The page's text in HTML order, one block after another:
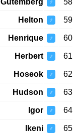
58
♂
Gutemberg
59
♂
Helton
60
♂
Henrique
61
♂
Herbert
62
♂
Hoseok
63
♂
Hudson
64
♂
Igor
65
♂
Ikeni